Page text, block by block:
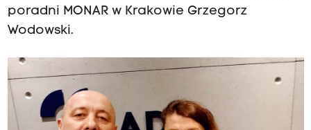
poradni MONAR w Krakowie Grzegorz
Wodowski.